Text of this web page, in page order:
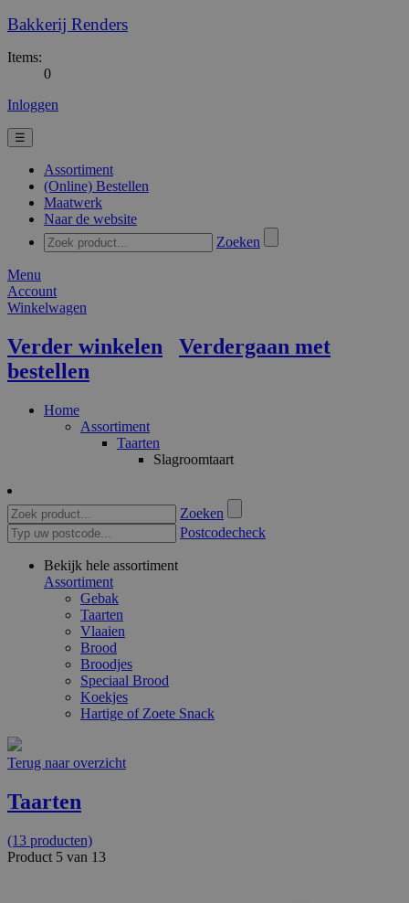
Bakkerij Renders
Items:
0
Inloggen
☰
Assortiment
(Online) Bestellen
Maatwerk
Naar de website
Zoeken
Menu
Account
Winkelwagen
Verder winkelen
Verdergaan met
bestellen
Home
Assortiment
Taarten
Slagroomtaart
Zoeken
Postcodecheck
Bekijk hele assortiment
Assortiment
Gebak
Taarten
Vlaaien
Brood
Broodjes
Speciaal Brood
Koekjes
Hartige of Zoete Snack
Terug naar overzicht
Taarten
(13 producten)
Product 5 van 13